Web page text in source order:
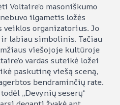
Voltaire’o masoniškumo
ilgametis ložės
organizatorius. Jo
labiau simbolinis. Tačiau
viešojoje kultūroje
vardas suteikė ložei
paskutinę viešą sceną,
bendraminčių rate.
„Devynių seserų“